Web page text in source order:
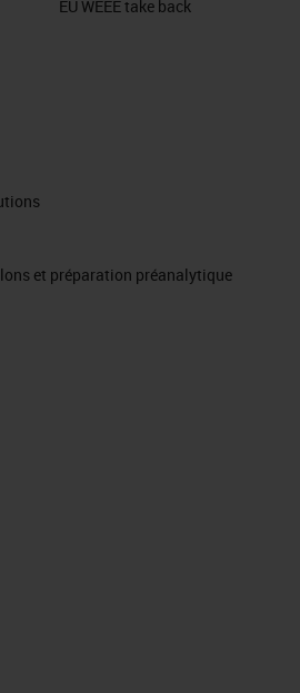
EU WEEE take back
et préparation préanalytique